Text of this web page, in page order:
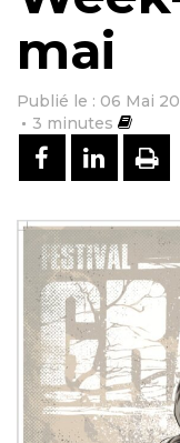
mai
Publié le : 06 Mai
3 minutes